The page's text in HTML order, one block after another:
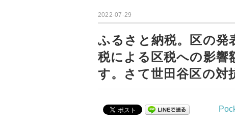
2022-07-29
ふるさと納税。区の発
税による区税への影響
す。さて世田谷区の対